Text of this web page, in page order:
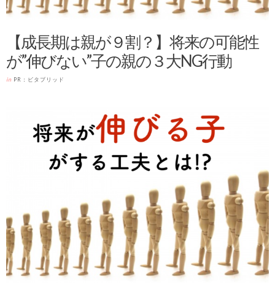
【成長期は親が９割？】将来の可能性
が”伸びない”子の親の３大NG行動
in PR：ビタブリッド